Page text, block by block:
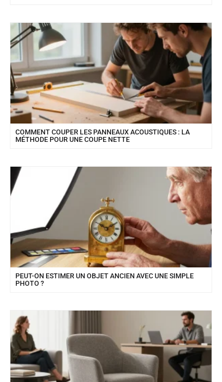
COMMENT COUPER LES PANNEAUX ACOUSTIQUES : LA
MÉTHODE POUR UNE COUPE NETTE
PEUT-ON ESTIMER UN OBJET ANCIEN AVEC UNE SIMPLE
PHOTO ?